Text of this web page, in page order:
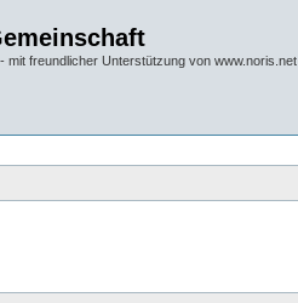
mit freundlicher Unterstützung von www.noris.net